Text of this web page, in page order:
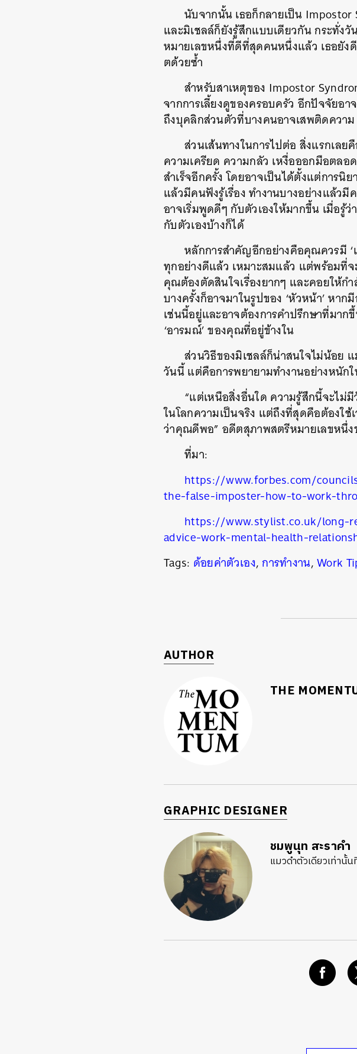
นับจากนั้น เธอก็กลายเป็น Impostor
และมิเชลล์ก็ยังรู้สึกแบบเดียวกัน กระทั่ง
หมายเลขหนึ่งที่ดีที่สุดคนหนึ่งแล้ว เธอยัง
ตด้วยซ้ำ
สำหรับสาเหตุของ Impostor
จากการเลี้ยงดูของครอบครัว อีกปัจจัยอา
ถึงบุคลิกส่วนตัวที่บางคนอาจเสพติดควา
ส่วนเส้นทางในการไปต่อ สิ่งแรกเล
ความเครียด ความกลัว เหงื่อออกมือตล
สำเร็จอีกครั้ง โดยอาจเป็นได้ตั้งแต่การนิ
แล้วมีคนฟังรู้เรื่อง ทำงานบางอย่างแล้ว
อาจเริ่มพูดดีๆ กับตัวเองให้มากขึ้น เมื่อรู้
กับตัวเองบ้างก็ได้
หลักการสำคัญอีกอย่างคือคุณควรมี ‘
ทุกอย่างดีแล้ว เหมาะสมแล้ว แต่พร้อมที่
คุณต้องตัดสินใจเรื่องยากๆ และคอยให้ก
บางครั้งก็อาจมาในรูปของ ‘หัวหน้า’ หา
เช่นนี้อยู่และอาจต้องการคำปรึกษาที่มาก
‘อารมณ์’ ของคุณที่อยู่ข้างใน
ส่วนวิธีของมิเชลล์ก็น่าสนใจไม่น้อย
วันนี้ แต่คือการพยายามทำงานอย่างหนัก
“แต่เหนือสิ่งอื่นใด ความรู้สึกนี้จะไม่
ในโลกความเป็นจริง แต่ถึงที่สุดคือต้องใ
ว่าคุณดีพอ”​ อดีตสุภาพสตรีหมายเลขหนึ่ง
ที่มา:
https://www.forbes.com/
the-false-imposter-how-to-work-
https://www.stylist.co.uk/long-
advice-work-mental-health-
Tags: ด้อยค่าตัวเอง,การทำงาน,Work
AUTHOR
THE
GRAPHIC DESIGNER
ชมพูนุท สะราคำ
แมวดำตัวเดียวเท่านั้
ค้นหา
SHARE